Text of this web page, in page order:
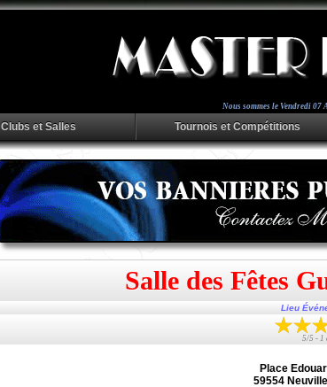
Nous sommes le Vendredi 07
Clubs et Salles Tournois et Compétitions
Salle des Fêtes
Lieu
5/5 - 1
Place
59554